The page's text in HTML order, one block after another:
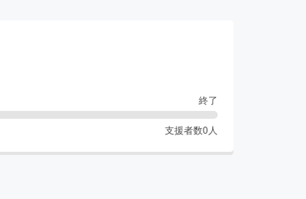
終了
支援者数0 人